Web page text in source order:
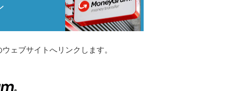
ェブサイトへリンクします。